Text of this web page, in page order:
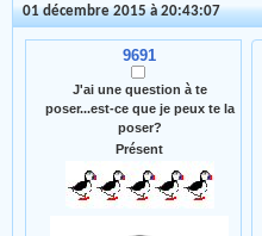
01 décembre 2015 à 20:43:07
9691
J'ai une question à te
poser...est-ce que je peux te la
poser?
Présent